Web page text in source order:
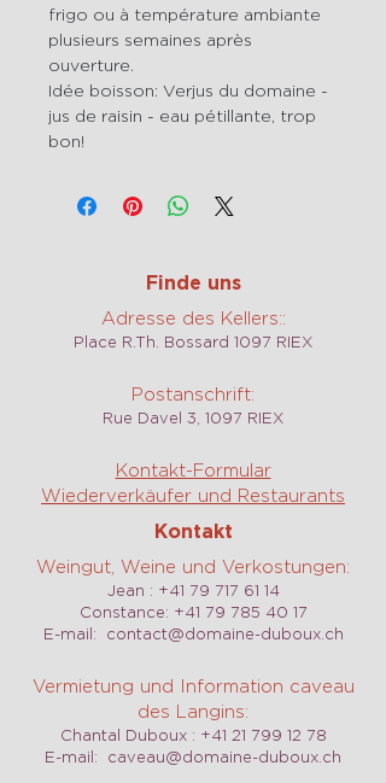
frigo ou à température ambiante
plusieurs semaines après
ouverture.
Idée boisson: Verjus du domaine -
jus de raisin - eau pétillante, trop
bon!
Finde uns
Adresse des Kellers::
Place R.Th. Bossard 1097 RIEX
Postanschrift:
Rue Davel 3, 1097 RIEX
Kontakt-Formular
Wiederverkäufer und Restaurants
Kontakt
Weingut, Weine und Verkostungen:
Jean : +41 79 717 61 14
Constance: +41 79 785 40 17
E-mail:
contact@domaine-duboux.ch
Vermietung und Information caveau
des Langins:
Chantal Duboux : +41 21 799 12 78
E-mail: caveau@domaine-duboux.ch